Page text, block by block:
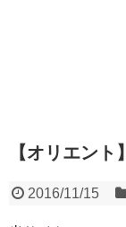
【オリエン
2016/11/15